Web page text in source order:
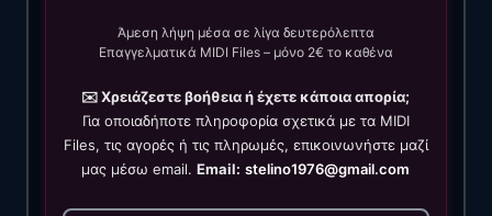
Άμεση λήψη μέσα σε λίγα δευτερόλεπτα
Επαγγελματικά MIDI Files – μόνο 2€ το καθένα
✉️ Χρειάζεστε βοήθεια ή έχετε κάποια απορία;
Για οποιαδήποτε πληροφορία σχετικά με τα MIDI
Files, τις αγορές ή τις πληρωμές, επικοινωνήστε μαζί
μας μέσω email.Email: stelino1976@gmail.com